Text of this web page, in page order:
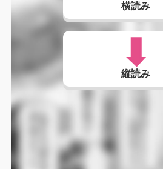
横読み
縦読み